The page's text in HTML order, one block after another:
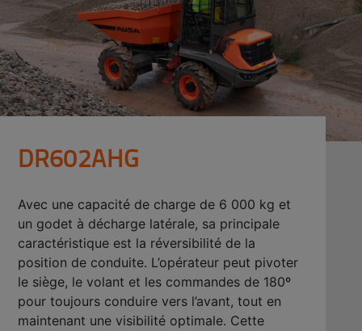
DR602AHG
Avec une capacité de charge de 6 000 kg et
un godet à décharge latérale, sa principale
caractéristique est la réversibilité de la
position de conduite. L’opérateur peut pivoter
le siège, le volant et les commandes de 180º
pour toujours conduire vers l’avant, tout en
maintenant une visibilité optimale. Cette